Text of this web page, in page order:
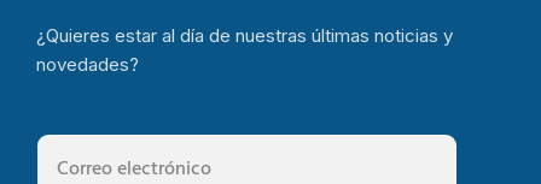
¿Quieres estar al día de nuestras últimas noticias y
novedades?